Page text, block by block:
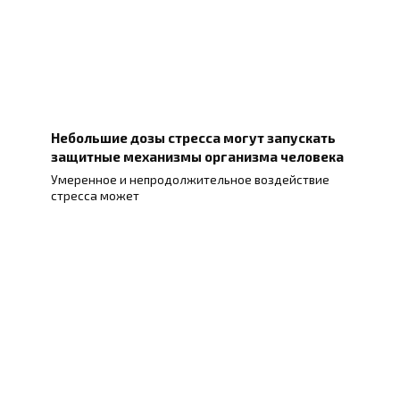
Небольшие дозы стресса могут запускать
защитные механизмы организма человека
Умеренное и непродолжительное воздействие
стресса может